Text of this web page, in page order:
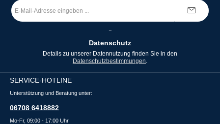
E-
Mail-
Adresse
Datenschutz
Datenschutzbestimmungen.
SERVICE-HOTLINE
Unterstützung und Beratung unter:
06708 6418882
Mo-Fr, 09:00 - 17:00 Uhr